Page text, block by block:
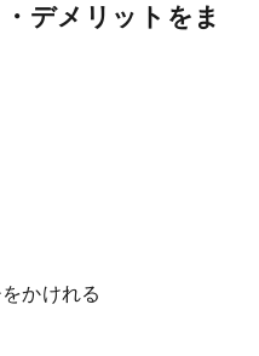
デメリットをま
かけれる